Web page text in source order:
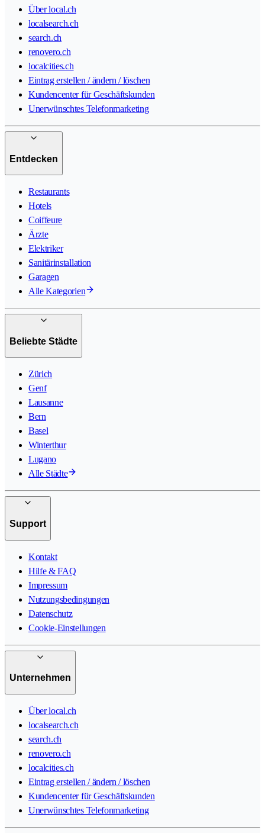
Über local.ch
localsearch.ch
search.ch
renovero.ch
localcities.ch
Eintrag erstellen / ändern / löschen
Kundencenter für Geschäftskunden
Unerwünschtes Telefonmarketing
Entdecken
Restaurants
Hotels
Coiffeure
Ärzte
Elektriker
Sanitärinstallation
Garagen
Alle Kategorien
Beliebte Städte
Zürich
Genf
Lausanne
Bern
Basel
Winterthur
Lugano
Alle Städte
Support
Kontakt
Hilfe & FAQ
Impressum
Nutzungsbedingungen
Datenschutz
Cookie-Einstellungen
Unternehmen
Über local.ch
localsearch.ch
search.ch
renovero.ch
localcities.ch
Eintrag erstellen / ändern / löschen
Kundencenter für Geschäftskunden
Unerwünschtes Telefonmarketing